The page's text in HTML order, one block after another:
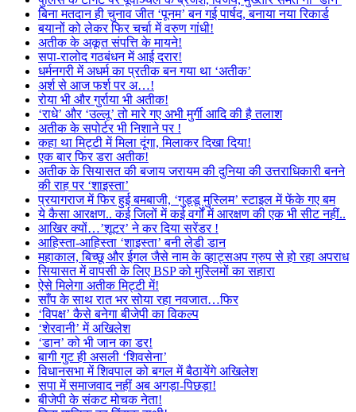
बिना मतदान ही चुनाव जीत ‘पूनम’ बन गई पार्षद, बनाया नया रिकार्ड
बयानों को लेकर फिर चर्चा में वरुण गांधी!
अतीक के अकूत संपत्ति के मायने!
सपा-रालोद गठबंधन में आई दरार!
धर्मनगरी में अधर्म का प्रतीक बन गया था ‘अतीक’
अर्श से आज फर्श पर अ…!
रोया भी और गुर्राया भी अतीक!
‘राधे’ और ‘उल्लू’ तो मारे गए अभी मुर्गी आदि की है तलाश
अतीक के सपोर्टर भी निशाने पर !
कहा था मिट्टी में मिला दूंगा, मिलाकर दिखा दिया!
एक बार फिर डरा अतीक!
अतीक के सियासत की बजाय जरायम की दुनिया की उत्तराधिकारी बनने
की राह पर ‘शाइस्ता’
प्रयागराज में फिर हुई बमबाजी, ‘गुड्डू मुस्लिम’ स्टाइल में फेंके गए बम
ये कैसा आरक्षण.. कई जिलों में कई वर्गों में आरक्षण की एक भी सीट नहीं..
आखिर क्यों…’शूटर’ ने कर दिया सरेंडर !
आहिस्ता-आहिस्ता ‘शाइस्ता’ बनी लेडी डान
महाकाल, बिच्छू और ईगल जैसे नाम के व्हाट्सअप ग्रुप से हो रहा अपराध
सियासत में वापसी के लिए BSP को मुस्लिमों का सहारा
ऐसे मिलेगा अतीक मिट्टी में!
साँप के साथ रात भर सोया रहा नवजात…फिर
‘विपक्ष’ कैसे बनेगा बीजेपी का विकल्प
‘शेरवानी’ में अखिलेश
‘डान’ को भी जान का डर!
बागी गुट ही असली ‘शिवसेना’
विधानसभा में शिवपाल को बगल में बैठायेंगे अखिलेश
सपा में समाजवाद नहीं अब अगड़ा-पिछड़ा!
बीजेपी के संकट मोचक नेता!